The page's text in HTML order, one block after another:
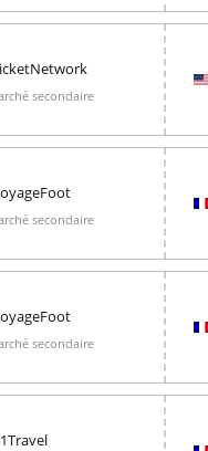
secondaire
secondaire
secondaire